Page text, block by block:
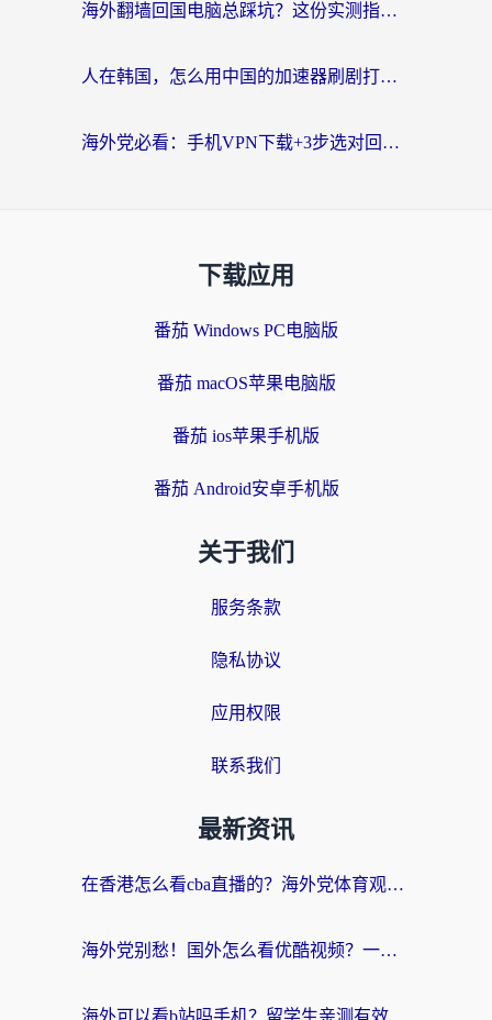
海外翻墙回国电脑总踩坑？这份实测指南帮你选对加速器（附ChickCNinitapMalus对比）
人在韩国，怎么用中国的加速器刷剧打游戏？这份真实体验指南给你答案
海外党必看：手机VPN下载+3步选对回国加速器，无缝刷国内资源不再愁
下载应用
番茄 Windows PC电脑版
番茄 macOS苹果电脑版
番茄 ios苹果手机版
番茄 Android安卓手机版
关于我们
服务条款
隐私协议
应用权限
联系我们
最新资讯
在香港怎么看cba直播的？海外党体育观赛终极指南：告别版权限制，畅享中文解说
海外党别愁！国外怎么看优酷视频？一招解决追剧、看直播难题